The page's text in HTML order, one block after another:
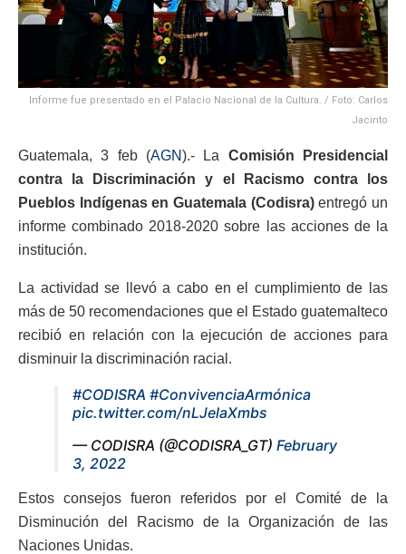
Informe fue presentado en el Palacio Nacional de la Cultura. / Foto: Carlos
Jacinto
Guatemala, 3 feb (AGN).- La Comisión Presidencial
contra la Discriminación y el Racismo contra los
Pueblos Indígenas en Guatemala (Codisra)entregó un
informe combinado 2018-2020 sobre las acciones de la
institución.
La actividad se llevó a cabo en el cumplimiento de las
más de 50 recomendaciones que el Estado guatemalteco
recibió en relación con la ejecución de acciones para
disminuir la discriminación racial.
#CODISRA #ConvivenciaArmónica
pic.twitter.com/nLJelaXmbs
— CODISRA (@CODISRA_GT) February
3, 2022
Estos consejos fueron referidos por el Comité de la
Disminución del Racismo de la Organización de las
Naciones Unidas.